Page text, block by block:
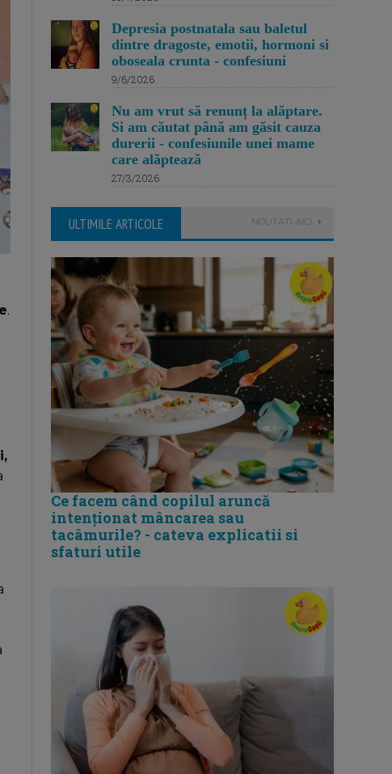
.
Depresia postnatala sau baletul
dintre dragoste, emotii, hormoni si
oboseala crunta - confesiuni
9/6/2026
Nu am vrut să renunț la alăptare.
Si am căutat până am găsit cauza
durerii - confesiunile unei mame
care alăptează
27/3/2026
ULTIMILE ARTICOLE NOUTATI AICI
Ce facem când copilul aruncă
intenționat mâncarea sau
tacâmurile? - cateva explicatii si
sfaturi utile